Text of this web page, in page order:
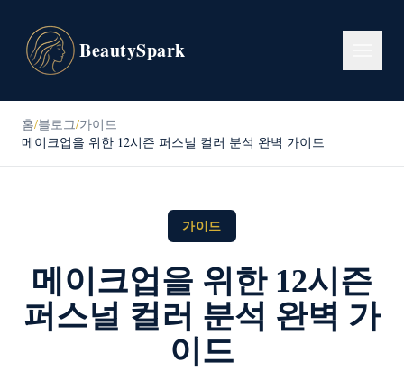
BeautySpark
홈/블로그/가이드
메이크업을 위한 12시즌 퍼스널 컬러 분석 완벽 가이드
가이드
메이크업을 위한 12시즌
퍼스널 컬러 분석 완벽 가
이드